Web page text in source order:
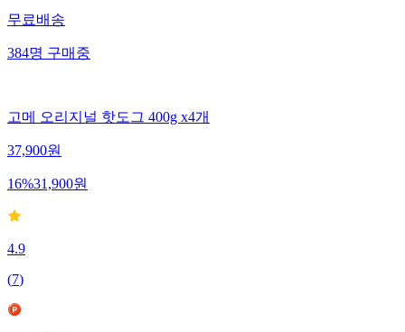
무료배송
384명 구매중
고메 오리지널 핫도그 400g x4개
37,900원
16%31,900원
4.9
(7)